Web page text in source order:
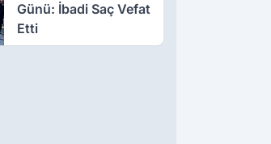
Günü: İbadi Saç Vefat
Etti